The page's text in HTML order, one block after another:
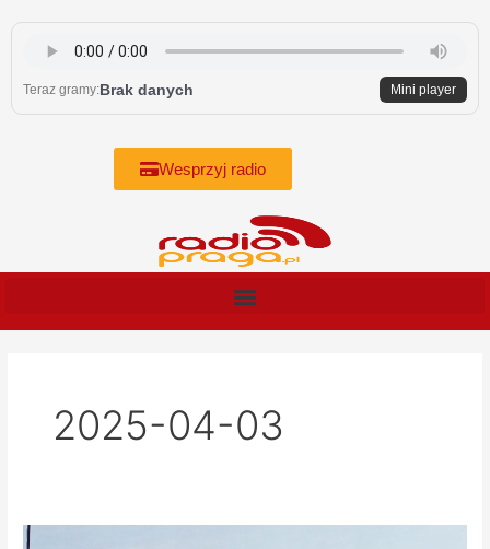
content
Teraz gramy:Brak danych Mini player
Wesprzyj radio
2025-04-03
Radio